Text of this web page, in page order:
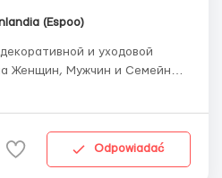
(Espoo)
и уходовой
Женщин, Мужчин и Семейные
на складах компании. Опыт
товара по ск...Odpowiadać